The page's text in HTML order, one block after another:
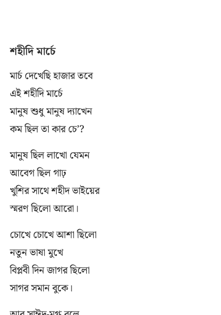
শহীদি মার্চে
মার্চ দেখেছি হাজার তবে
এই শহীদি মার্চে
মানুষ শুধু মানুষ দ্যাখেন
কম ছিল তা কার চে’?
মানুষ ছিল লাখো যেমন
আবেগ ছিল গাঢ়
খুশির সাথে শহীদ ভাইয়ের
স্মরণ ছিলো আরো।
চোখে চোখে আশা ছিলো
নতুন ভাষা মুখে
বিপ্লবী দিন জাগর ছিলো
সাগর সমান বুকে।